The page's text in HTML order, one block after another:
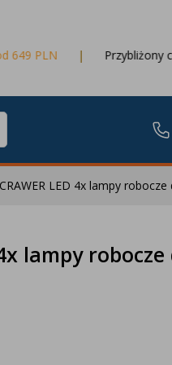
Przybliżony czas
LED
LED 4x lampy
lampy